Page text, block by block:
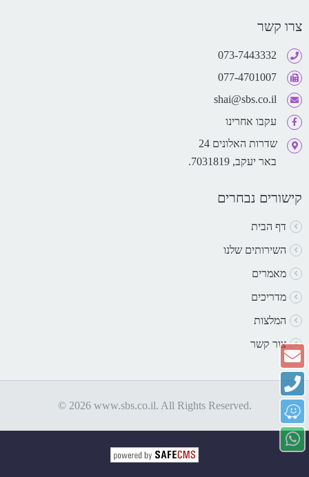
צרו קשר
073-7443332
077-4701007
shai@sbs.co.il
עקבו אחרינו
שדרות האלונים 24
באר יעקב, 7031819.
קישורים נבחרים
דף הבית
השירותים שלנו
מאמרים
מדריכים
המלצות
צור קשר
© 2026 www.sbs.co.il. All Rights Reserved.